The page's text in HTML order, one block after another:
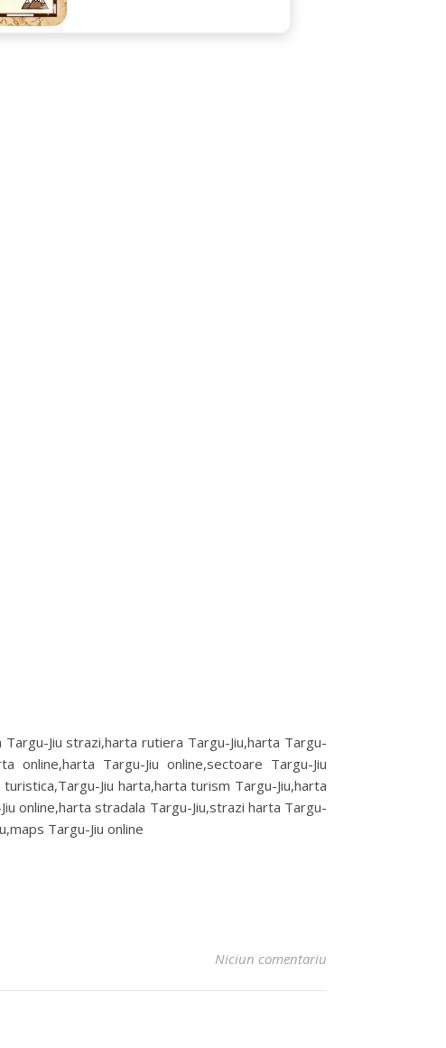
Jiu strazi,harta rutiera Targu-Jiu,harta Targu-
online,harta Targu-Jiu online,sectoare Targu-Jiu
Jiu harta,harta turism Targu-Jiu,harta
online,harta stradala Targu-Jiu,strazi harta Targu-
Targu-Jiu online
Niciun comentariu